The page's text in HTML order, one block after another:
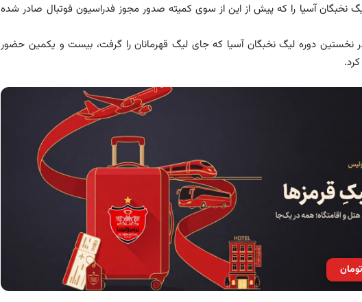
نخبگان آسیا را که پیش از این از سوی کمیته صدور مجوز فدراسیون فوتبال صادر شده
نخستین دوره لیگ نخبگان آسیا که جای لیگ قهرمانان را گرفت، بیست و یکمین حضور